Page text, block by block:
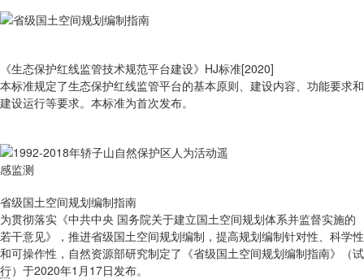
《生态保护红线监管技术规范平台建设》HJ标准[2020]
本标准规定了生态保护红线监管平台的基本原则、建设内容、功能要求和
建设运行等要求。本标准为首次发布。
省级国土空间规划编制指南
为贯彻落实《中共中央 国务院关于建立国土空间规划体系并监督实施的
若干意见》，推进省级国土空间规划编制，提高规划编制针对性、科学性
和可操作性，自然资源部研究制定了《省级国土空间规划编制指南》（试
行）于2020年1月17日发布。